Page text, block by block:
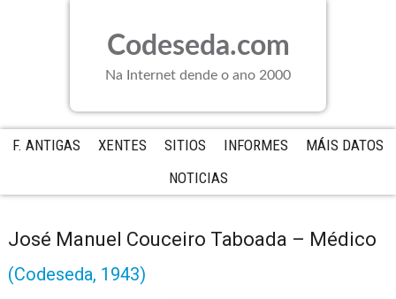
Codeseda.com
Na Internet dende o ano 2000
F. ANTIGAS XENTES SITIOS INFORMES
MÁIS DATOS
NOTICIAS
José Manuel Couceiro Taboada – Médico
(Codeseda, 1943)